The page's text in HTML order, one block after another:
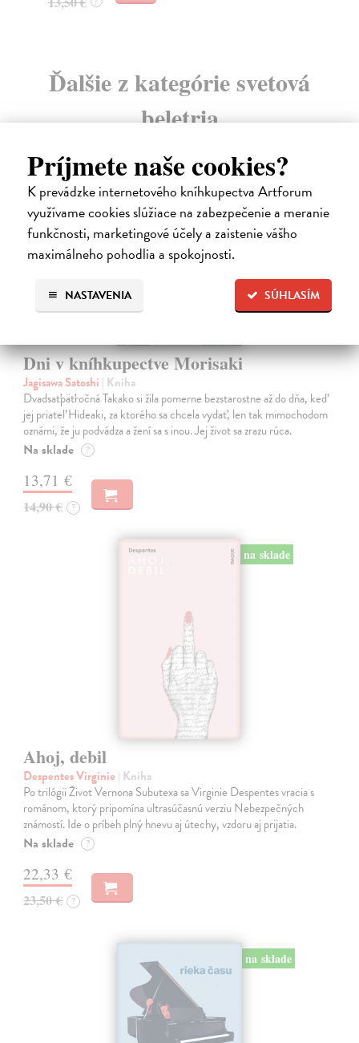
Príjmete naše cookies?
K prevádzke internetového kníhkupectva Artforum
využívame cookies slúžiace na zabezpečenie a meranie
funkčnosti, marketingové účely a zaistenie vášho
maximálneho pohodlia a spokojnosti.
SÚHLASÍM
NASTAVENIA
Ďalšie z kategórie svetová
beletria
na sklade
novinka
Dni v kníhkupectve Morisaki
Jagisawa Satoshi | Kniha
Dvadsaťpäťročná Takako si žila pomerne bezstarostne až do dňa, keď
jej priateľ Hideaki, za ktorého sa chcela vydať, len tak mimochodom
oznámi, že ju podvádza a žení sa s inou. Jej život sa zrazu rúca.
Na sklade ?
13,71 €
14,90 € ?
na sklade
Ahoj, debil
Despentes Virginie | Kniha
Po trilógii Život Vernona Subutexa sa Virginie Despentes vracia s
románom, ktorý pripomína ultrasúčasnú verziu Nebezpečných
známostí. Ide o príbeh plný hnevu aj útechy, vzdoru aj prijatia.
Na sklade ?
22,33 €
23,50 € ?
na sklade